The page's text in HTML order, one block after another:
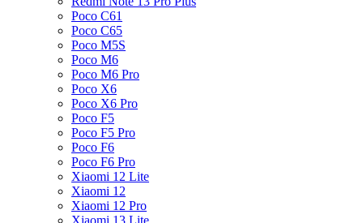
Poco C61
Poco C65
Poco M5S
Poco M6
Poco M6 Pro
Poco X6
Poco X6 Pro
Poco F5
Poco F5 Pro
Poco F6
Poco F6 Pro
Xiaomi 12 Lite
Xiaomi 12
Xiaomi 12 Pro
Xiaomi 13 Lite